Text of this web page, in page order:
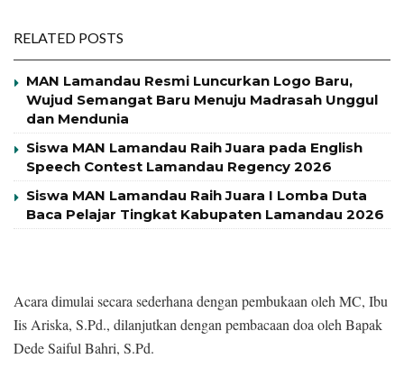
RELATED POSTS
MAN Lamandau Resmi Luncurkan Logo Baru,
Wujud Semangat Baru Menuju Madrasah Unggul
dan Mendunia
Siswa MAN Lamandau Raih Juara pada English
Speech Contest Lamandau Regency 2026
Siswa MAN Lamandau Raih Juara I Lomba Duta
Baca Pelajar Tingkat Kabupaten Lamandau 2026
Acara dimulai secara sederhana dengan pembukaan oleh MC, Ibu
Iis Ariska, S.Pd., dilanjutkan dengan pembacaan doa oleh Bapak
Dede Saiful Bahri, S.Pd.